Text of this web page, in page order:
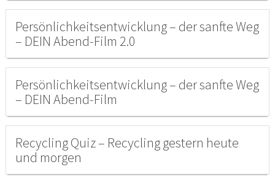
Persönlichkeitsentwicklung – der sanfte Weg
– DEIN Abend-Film 2.0
Persönlichkeitsentwicklung – der sanfte Weg
– DEIN Abend-Film
Recycling Quiz – Recycling gestern heute
und morgen